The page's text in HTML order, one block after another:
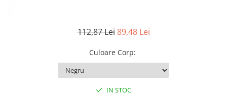
112,87 Lei 89,48 Lei
Culoare Corp:
IN STOC